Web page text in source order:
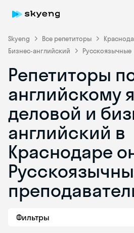
Skyeng Все репетиторы
Бизнес-английский
Русскоязычные
Репетиторы
английскому
деловой и
английский в
Краснодаре
Фильтры
Skyeng Chat